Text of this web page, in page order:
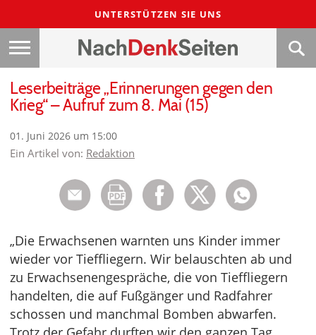
UNTERSTÜTZEN SIE UNS
Leserbeiträge „Erinnerungen gegen den
Krieg“ – Aufruf zum 8. Mai (15)
01. Juni 2026 um 15:00
Ein Artikel von: Redaktion
„Die Erwachsenen warnten uns Kinder immer
wieder vor Tieffliegern. Wir belauschten ab und
zu Erwachsenengespräche, die von Tieffliegern
handelten, die auf Fußgänger und Radfahrer
schossen und manchmal Bomben abwarfen.